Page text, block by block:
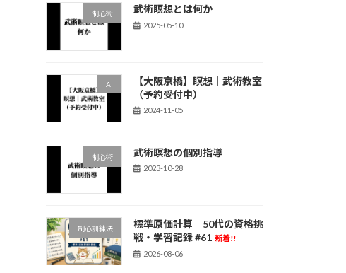
制心術 武術瞑想とは何か
2025-05-10
AI
【大阪京橋】瞑想｜武術教室
（予約受付中）
2024-11-05
制心術 武術瞑想の個別指導
2023-10-28
制心訓練法
標準原価計算｜50代の資格挑
戦・学習記録 #61 新着!!
2026-08-06